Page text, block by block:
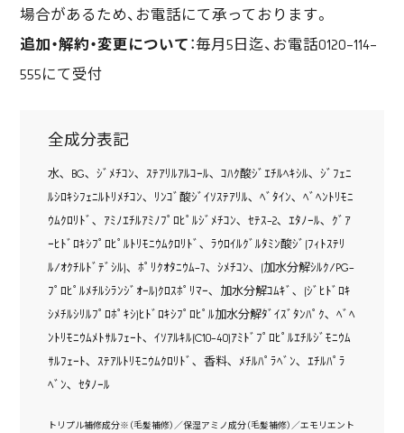
場合があるため、お電話にて承っております。
追加・解約・変更について ：毎月5日迄、お電話0120-114-
555にて受付
全成分表記
水､ BG､ ｼﾞﾒﾁｺﾝ､ ｽﾃｱﾘﾙｱﾙｺｰﾙ､ ｺﾊｸ酸ｼﾞｴﾁﾙﾍｷｼﾙ､ ｼﾞﾌｪﾆ
ﾙｼﾛｷｼﾌｪﾆﾙﾄﾘﾒﾁｺﾝ､ ﾘﾝｺﾞ酸ｼﾞｲｿｽﾃｱﾘﾙ､ ﾍﾞﾀｲﾝ､ ﾍﾞﾍﾝﾄﾘﾓﾆ
ｳﾑｸﾛﾘﾄﾞ､ ｱﾐﾉｴﾁﾙｱﾐﾉﾌﾟﾛﾋﾟﾙｼﾞﾒﾁｺﾝ､ ｾﾃｽ-2､ ｴﾀﾉｰﾙ､ ｸﾞｱ
ｰﾋﾄﾞﾛｷｼﾌﾟﾛﾋﾟﾙﾄﾘﾓﾆｳﾑｸﾛﾘﾄﾞ､ ﾗｳﾛｲﾙｸﾞﾙﾀﾐﾝ酸ｼﾞ(ﾌｨﾄｽﾃﾘ
ﾙ/ｵｸﾁﾙﾄﾞﾃﾞｼﾙ)､ ﾎﾟﾘｸｵﾀﾆｳﾑ-7､ ｼﾒﾁｺﾝ､ (加水分解ｼﾙｸ/PG-
ﾌﾟﾛﾋﾟﾙﾒﾁﾙｼﾗﾝｼﾞｵｰﾙ)ｸﾛｽﾎﾟﾘﾏｰ､ 加水分解ｺﾑｷﾞ､ (ｼﾞﾋﾄﾞﾛｷ
ｼﾒﾁﾙｼﾘﾙﾌﾟﾛﾎﾟｷｼ)ﾋﾄﾞﾛｷｼﾌﾟﾛﾋﾟﾙ加水分解ﾀﾞｲｽﾞﾀﾝﾊﾟｸ､ ﾍﾞﾍ
ﾝﾄﾘﾓﾆｳﾑﾒﾄｻﾙﾌｪｰﾄ､ ｲｿｱﾙｷﾙ(C10-40)ｱﾐﾄﾞﾌﾟﾛﾋﾟﾙｴﾁﾙｼﾞﾓﾆｳﾑ
ｻﾙﾌｪｰﾄ､ ｽﾃｱﾙﾄﾘﾓﾆｳﾑｸﾛﾘﾄﾞ､ 香料､ ﾒﾁﾙﾊﾟﾗﾍﾞﾝ､ ｴﾁﾙﾊﾟﾗ
ﾍﾞﾝ､ ｾﾀﾉｰﾙ
トリプル補修成分※（毛髪補修）／保湿アミノ成分（毛髪補修）／エモリエント